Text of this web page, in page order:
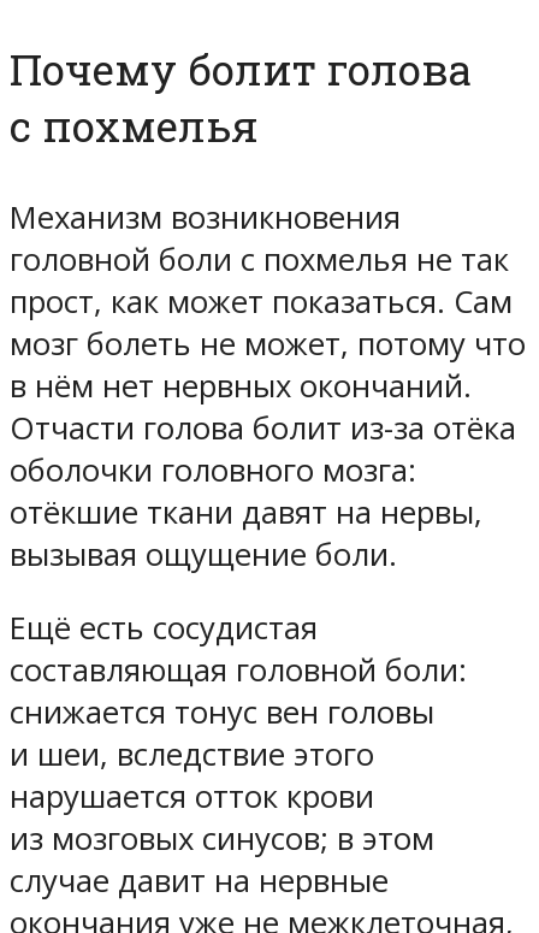
Почему болит голова
с похмелья
Механизм возникновения
головной боли с похмелья не так
прост, как может показаться. Сам
мозг болеть не может, потому что
в нём нет нервных окончаний.
Отчасти голова болит из-за отёка
оболочки головного мозга:
отёкшие ткани давят на нервы,
вызывая ощущение боли.
Ещё есть сосудистая
составляющая головной боли:
снижается тонус вен головы
и шеи, вследствие этого
нарушается отток крови
из мозговых синусов; в этом
случае давит на нервные
окончания уже не межклеточная,